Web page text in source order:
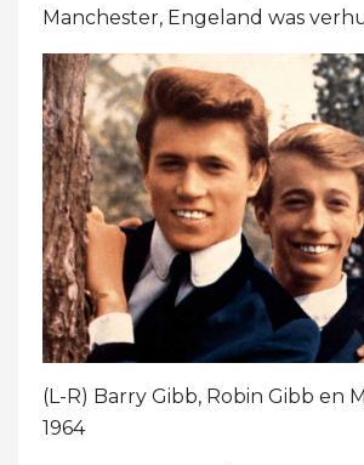
Manchester, Engeland was
(L-R) Barry Gibb, Robin Gibb en
1964